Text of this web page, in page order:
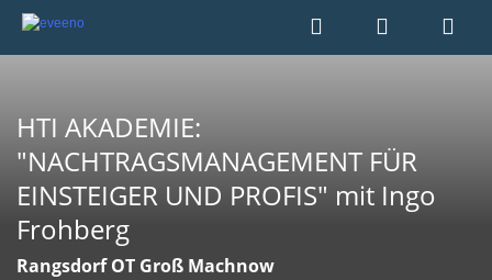
HTI AKADEMIE:
"NACHTRAGSMANAGEMENT FÜR
EINSTEIGER UND PROFIS" mit Ingo
Frohberg
Rangsdorf OT Groß Machnow